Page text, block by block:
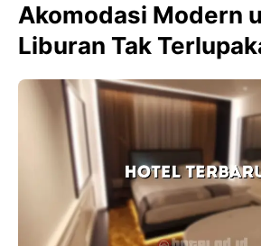
Akomodasi Modern
Liburan Tak